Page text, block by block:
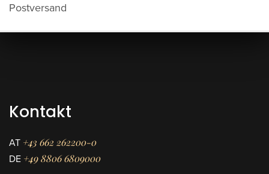
Postversand
Kontakt
AT +43 662 262200-0
DE +49 8806 6809000